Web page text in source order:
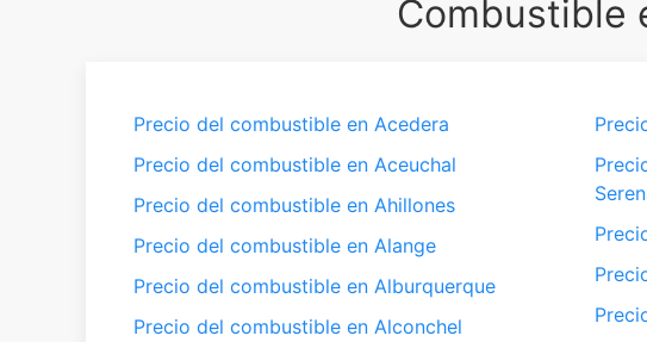
Combustible
Precio del combustible en Acedera
Precio del combustible en Aceuchal
Precio del combustible en Ahillones
Precio del combustible en Alange
Precio del combustible en Alburquerque
Precio del combustible en Alconchel